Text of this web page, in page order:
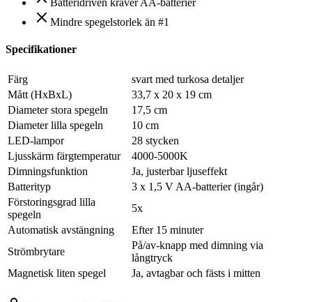
Batteridriven kräver AA-batterier
Mindre spegelstorlek än #1
Specifikationer
Färg
svart med turkosa detaljer
Mått (HxBxL)
33,7 x 20 x 19 cm
Diameter stora spegeln
17,5 cm
Diameter lilla spegeln
10 cm
LED-lampor
28 stycken
Ljusskärm färgtemperatur
4000-5000K
Dimningsfunktion
Ja, justerbar ljuseffekt
Batterityp
3 x 1,5 V AA-batterier (ingår)
Förstoringsgrad lilla
spegeln
5x
Automatisk avstängning
Efter 15 minuter
Strömbrytare
På/av-knapp med dimning via
långtryck
Magnetisk liten spegel
Ja, avtagbar och fästs i mitten